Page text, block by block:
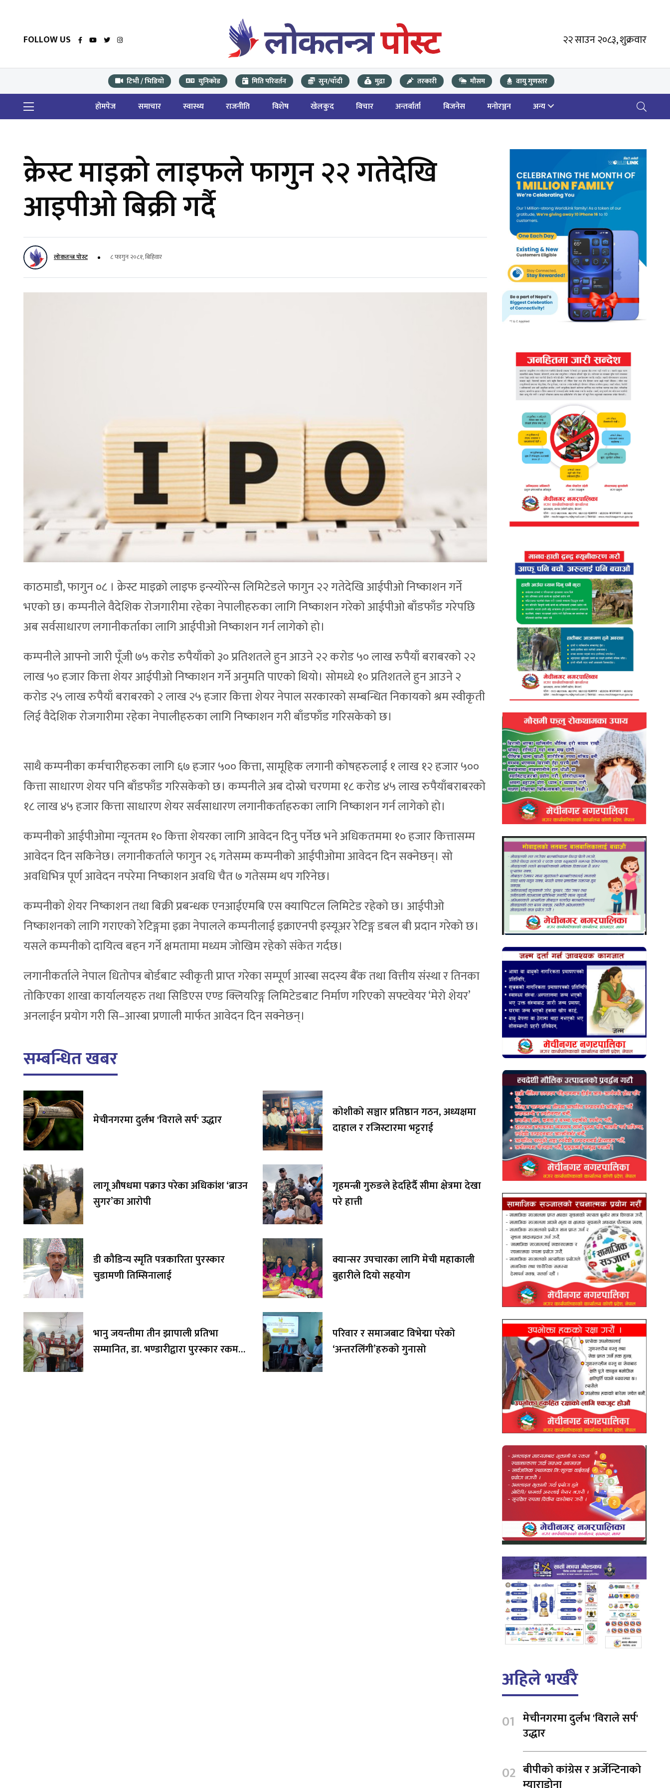
FOLLOW US २२ साउन २०८३, शुक्रवार
टिभी / भिडियो युनिकोड मिति परिवर्तन सुन/चाँदी मुद्रा तरकारी मौसम वायु गुणस्तर
होमपेज समाचार स्वास्थ्य राजनीति विशेष खेलकुद विचार अन्तर्वार्ता बिजनेस मनोरञ्जन अन्य
क्रेस्ट माइक्रो लाइफले फागुन २२ गतेदेखि
आइपीओ बिक्री गर्दै
लोकतन्त्र पोस्ट ८ फागुन २०८१, बिहिवार
काठमाडौ, फागुन ०८ । क्रेस्ट माइक्रो लाइफ इन्स्योरेन्स लिमिटेडले फागुन २२ गतेदेखि आईपीओ निष्काशन गर्ने
भएको छ। कम्पनीले वैदेशिक रोजगारीमा रहेका नेपालीहरुका लागि निष्काशन गरेको आईपीओ बाँडफाँड गरेपछि
अब सर्वसाधारण लगानीकर्ताका लागि आईपीओ निष्काशन गर्न लागेको हो।
कम्पनीले आफ्नो जारी पूँजी ७५ करोड रुपैयाँको ३० प्रतिशतले हुन आउने २२ करोड ५० लाख रुपैयाँ बराबरको २२
लाख ५० हजार कित्ता शेयर आईपीओ निष्काशन गर्ने अनुमति पाएको थियो। सोमध्ये १० प्रतिशतले हुन आउने २
करोड २५ लाख रुपैयाँ बराबरको २ लाख २५ हजार कित्ता शेयर नेपाल सरकारको सम्बन्धित निकायको श्रम स्वीकृती
लिई वैदेशिक रोजगारीमा रहेका नेपालीहरुका लागि निष्काशन गरी बाँडफाँड गरिसकेको छ।
साथै कम्पनीका कर्मचारीहरुका लागि ६७ हजार ५०० कित्ता, सामूहिक लगानी कोषहरुलाई १ लाख १२ हजार ५००
कित्ता साधारण शेयर पनि बाँडफाँड गरिसकेको छ। कम्पनीले अब दोस्रो चरणमा १८ करोड ४५ लाख रुपैयाँबराबरको
१८ लाख ४५ हजार कित्ता साधारण शेयर सर्वसाधारण लगानीकर्ताहरुका लागि निष्काशन गर्न लागेको हो।
कम्पनीको आईपीओमा न्यूनतम १० कित्ता शेयरका लागि आवेदन दिनु पर्नेछ भने अधिकतममा १० हजार कित्तासम्म
आवेदन दिन सकिनेछ। लगानीकर्ताले फागुन २६ गतेसम्म कम्पनीको आईपीओमा आवेदन दिन सक्नेछन्। सो
अवधिभित्र पूर्ण आवेदन नपरेमा निष्काशन अवधि चैत ७ गतेसम्म थप गरिनेछ।
कम्पनीको शेयर निष्काशन तथा बिक्री प्रबन्धक एनआईएमबि एस क्यापिटल लिमिटेड रहेको छ। आईपीओ
निष्काशनको लागि गराएको रेटिङ्गमा इक्रा नेपालले कम्पनीलाई इक्राएनपी इस्यूअर रेटिङ्ग डबल बी प्रदान गरेको छ।
यसले कम्पनीको दायित्व बहन गर्ने क्षमतामा मध्यम जोखिम रहेको संकेत गर्दछ।
लगानीकर्ताले नेपाल धितोपत्र बोर्डबाट स्वीकृती प्राप्त गरेका सम्पूर्ण आस्बा सदस्य बैंक तथा वित्तीय संस्था र तिनका
तोकिएका शाखा कार्यालयहरु तथा सिडिएस एण्ड क्लियरिङ्ग लिमिटेडबाट निर्माण गरिएको सफ्टवेयर ‘मेरो शेयर’
अनलाईन प्रयोग गरी सि–आस्बा प्रणाली मार्फत आवेदन दिन सक्नेछन्।
सम्बन्धित खबर
मेचीनगरमा दुर्लभ 'विराले सर्प' उद्धार
लागू औषधमा पक्राउ परेका अधिकांश ‘ब्राउन
सुगर’का आरोपी
डी कौडिन्य स्मृति पत्रकारिता पुरस्कार
चुडामणी तिम्सिनालाई
भानु जयन्तीमा तीन झापाली प्रतिभा
सम्मानित, डा. भण्डारीद्वारा पुरस्कार रकम
कोशीको सञ्चार प्रतिष्ठान गठन, अध्यक्षमा
दाहाल र रजिस्टारमा भट्टराई
गृहमन्त्री गुरुङले हेर्दाहेर्दै सीमा क्षेत्रमा देखा
परे हात्ती
क्यान्सर उपचारका लागि मेची महाकाली
बुहारीले दियो सहयोग
परिवार र समाजबाट विभेद्मा परेको
‘अन्तरलिंगी’हरुको गुनासो
अहिले भर्खरै
मेचीनगरमा दुर्लभ 'विराले सर्प'
उद्धार
बीपीको कांग्रेस र अर्जेन्टिनाको